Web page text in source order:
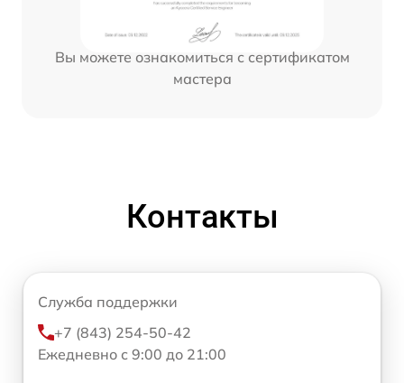
Вы можете ознакомиться с сертификатом
мастера
Контакты
Служба поддержки
+7 (843) 254-50-42
Ежедневно с 9:00 до 21:00